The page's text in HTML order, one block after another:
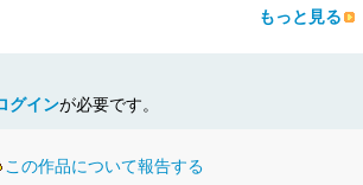
もっと見る
グインが必要です。
この作品について報告する